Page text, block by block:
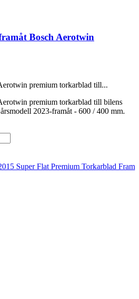
Bosch Aerotwin
premium torkarblad till...
premium torkarblad till bilens
2023-framåt - 600 / 400 mm.